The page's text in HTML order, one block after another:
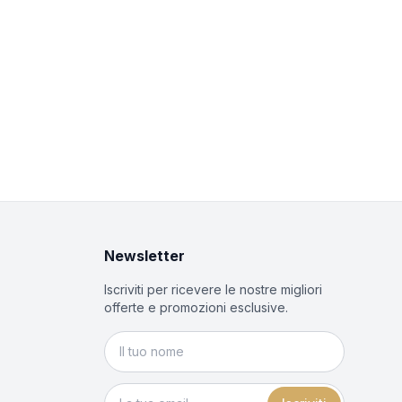
Newsletter
Iscriviti per ricevere le nostre migliori
offerte e promozioni esclusive.